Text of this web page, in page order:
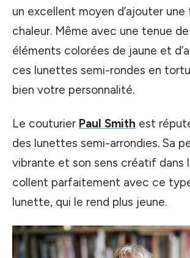
un excellent moyen d’ajouter
chaleur. Même avec une tenue
éléments colorées de jaune et
ces lunettes semi-rondes en
bien votre personnalité.
Le couturier Paul Smith est
des lunettes semi-arrondies. Sa
vibrante et son sens créatif dans
collent parfaitement avec ce
lunette, qui le rend plus jeune.